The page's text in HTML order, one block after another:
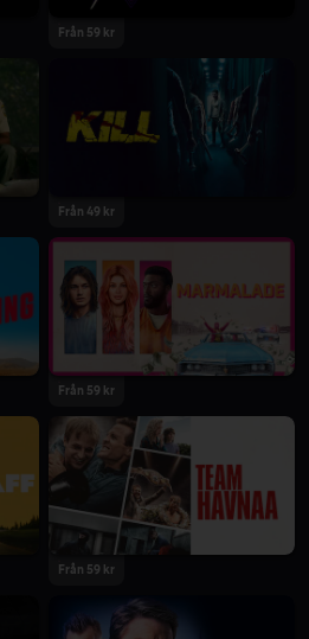
2024
Från 59 kr
2024
Från 49 kr
2024
Från 59 kr
Från 59 kr